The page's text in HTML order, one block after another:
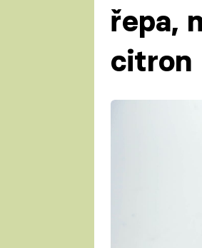
řepa,
citron